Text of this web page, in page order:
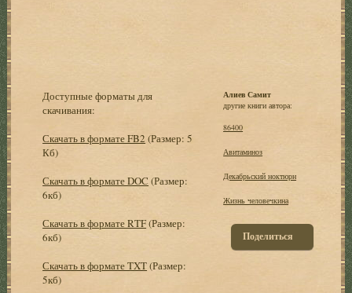
Доступные форматы для
скачивания:
Скачать в формате FB2 (Размер: 5
Кб)
Скачать в формате DOC (Размер:
6кб)
Скачать в формате RTF(Размер:
6кб)
Скачать в формате TXT(Размер:
5кб)
Алиев Самит
другие книги автора:
86400
Авитаминоз
Декабрьский ноктюрн
Жизнь человечкина
Поделиться